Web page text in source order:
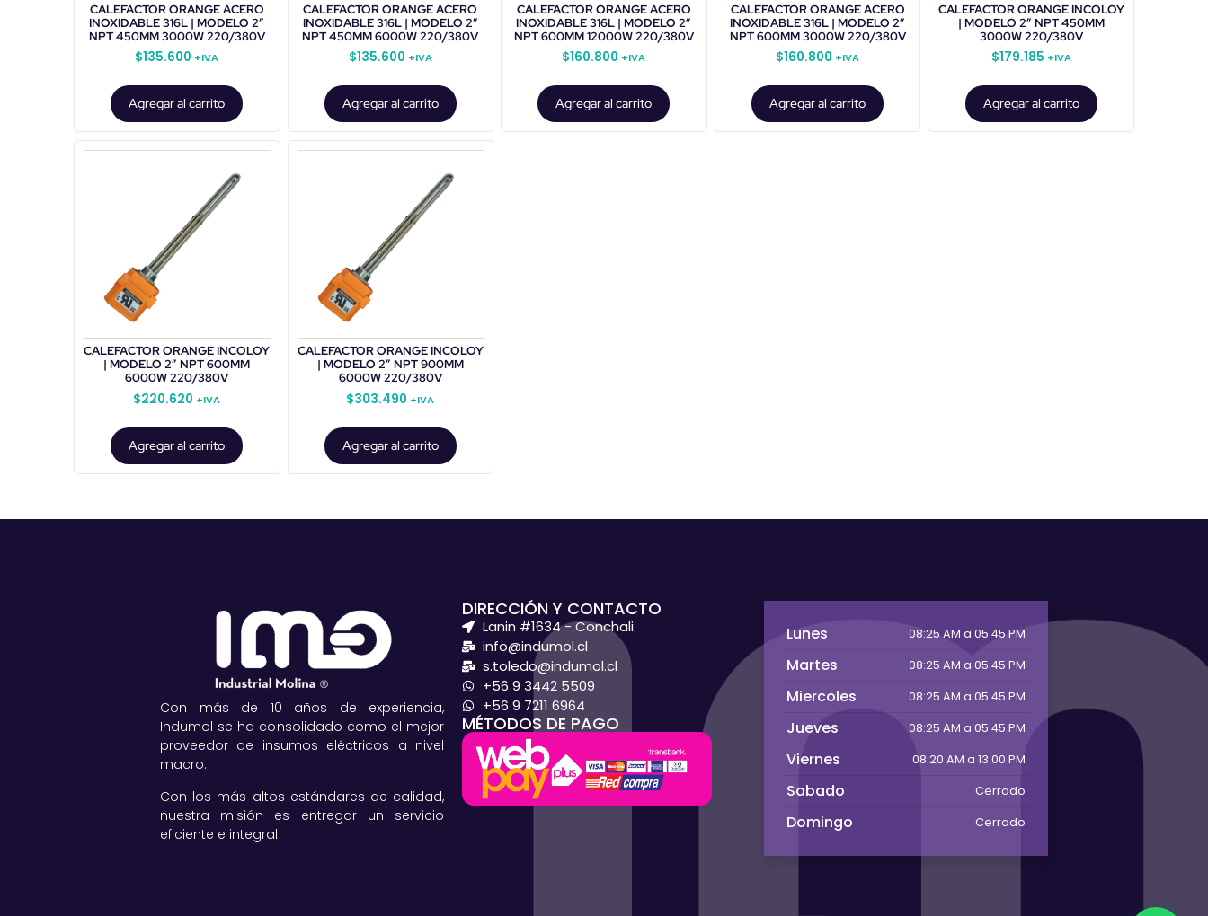
CALEFACTOR ORANGE ACERO
INOXIDABLE 316L | MODELO 2”
NPT 450MM 3000W 220/380V
$135.600 +IVA
Agregar al carrito
CALEFACTOR ORANGE ACERO
INOXIDABLE 316L | MODELO 2”
NPT 450MM 6000W 220/380V
$135.600 +IVA
Agregar al carrito
CALEFACTOR ORANGE ACERO
INOXIDABLE 316L | MODELO 2”
NPT 600MM 12000W 220/380V
$160.800 +IVA
Agregar al carrito
CALEFACTOR ORANGE ACERO
INOXIDABLE 316L | MODELO 2”
NPT 600MM 3000W 220/380V
$160.800 +IVA
Agregar al carrito
CALEFACTOR ORANGE INCOLOY
| MODELO 2” NPT 450MM
3000W 220/380V
$179.185 +IVA
Agregar al carrito
CALEFACTOR ORANGE INCOLOY
| MODELO 2” NPT 600MM
6000W 220/380V
$220.620 +IVA
Agregar al carrito
CALEFACTOR ORANGE INCOLOY
| MODELO 2” NPT 900MM
6000W 220/380V
$303.490 +IVA
Agregar al carrito
Con más de 10 años de experiencia,
Indumol se ha consolidado como el mejor
proveedor de insumos eléctricos a nivel
macro.
Con los más altos estándares de calidad,
nuestra misión es entregar un servicio
eficiente e integral
DIRECCIÓN Y CONTACTO
Lanin #1634 - Conchali
info@indumol.cl
s.toledo@indumol.cl
+56 9 3442 5509
+56 9 7211 6964
MÉTODOS DE PAGO
Lunes 08:25 AM a 05:45 PM
Martes 08:25 AM a 05:45 PM
Miercoles 08:25 AM a 05:45 PM
Jueves 08:25 AM a 05:45 PM
Viernes 08:20 AM a 13:00 PM
Sabado Cerrado
Domingo Cerrado